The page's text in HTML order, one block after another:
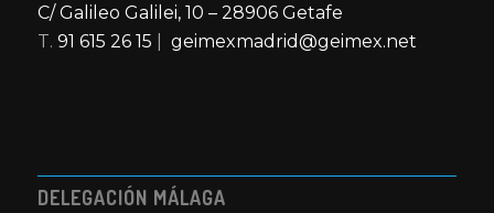
C/ Galileo Galilei, 10 – 28906 Getafe
T. 91 615 26 15 geimexmadrid@geimex.net
DELEGACIÓN MÁLAGA